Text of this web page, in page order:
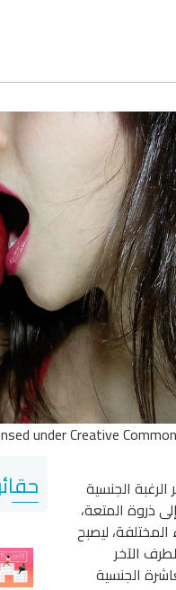
under Creative
الجنسية
ذروة المتعة،
ليصبح
الآخر
الجنسية